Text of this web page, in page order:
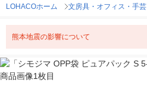
LOHACOホーム 文房具・オフィス・手芸
熊本地震の影響について